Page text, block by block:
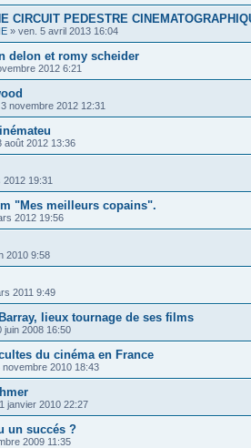
CIRCUIT PEDESTRE
» ven. 5 avril 2013 16:04
delon et romy scheider
2012 6:21
novembre 2012 12:31
août 2012 13:36
19:31
"Mes meilleurs copains".
2012 19:56
2010 9:58
2011 9:49
lieux tournage de ses films
juin 2008 16:50
du cinéma en France
novembre 2010 18:43
janvier 2010 22:27
un succés ?
2009 11:35